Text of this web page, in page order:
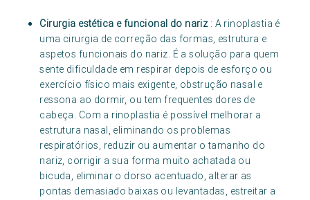
Cirurgia estética e funcional do nariz: A rinoplastia é
uma cirurgia de correção das formas, estrutura e
aspetos funcionais do nariz. É a solução para quem
sente dificuldade em respirar depois de esforço ou
exercício físico mais exigente, obstrução nasal e
ressona ao dormir, ou tem frequentes dores de
cabeça. Com a rinoplastia é possível melhorar a
estrutura nasal, eliminando os problemas
respiratórios, reduzir ou aumentar o tamanho do
nariz, corrigir a sua forma muito achatada ou
bicuda, eliminar o dorso acentuado, alterar as
pontas demasiado baixas ou levantadas, estreitar a